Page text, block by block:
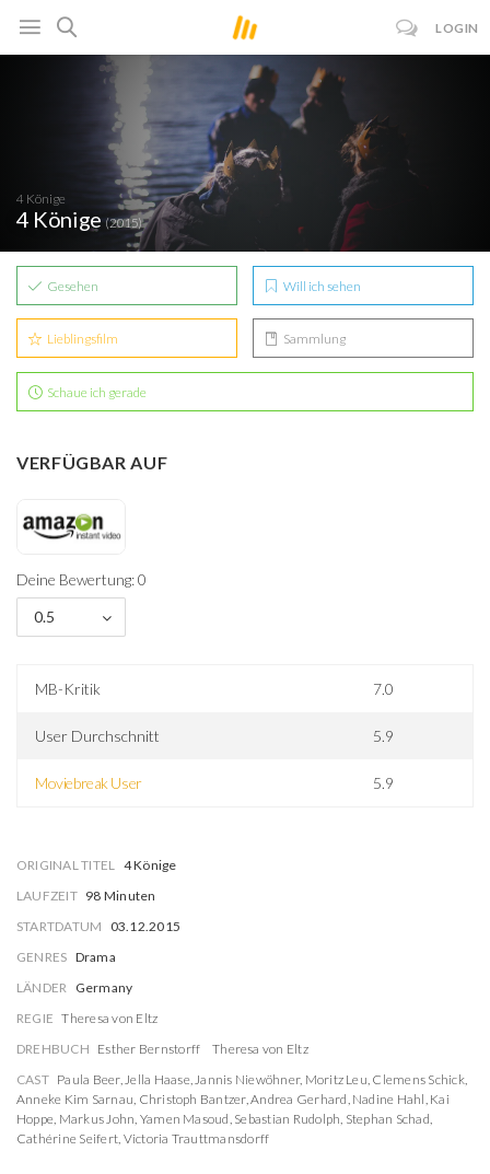
LOGIN
4 Könige
4 Könige (2015)
Gesehen Will ich sehen
Lieblingsfilm Sammlung
Schaue ich gerade
VERFÜGBAR AUF
Deine Bewertung: 0
0.5
MB-Kritik 7.0
User Durchschnitt 5.9
Moviebreak User 5.9
ORIGINAL TITEL 4 Könige
LAUFZEIT 98 Minuten
STARTDATUM
03.12.2015
GENRES Drama
LÄNDER Germany
REGIE Theresa von Eltz
DREHBUCH Esther Bernstorff
Theresa von Eltz
CAST Paula Beer,Jella Haase,Jannis Niewöhner, Moritz Leu, Clemens Schick,
Anneke Kim Sarnau, Christoph Bantzer,Andrea Gerhard, Nadine Hahl, Kai
Hoppe, Markus John, Yamen Masoud, Sebastian Rudolph, Stephan Schad,
Cathérine Seifert, Victoria Trauttmansdorff